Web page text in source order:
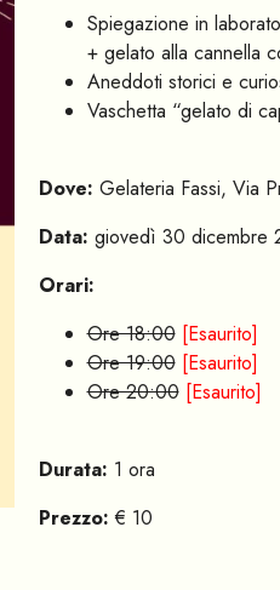
Spiegazione in
+ gelato alla cannella
Aneddoti storici e
Vaschetta “gelato di
Dove: Gelateria Fassi, Via
Data: giovedì 30 dicembre
Orari:
Ore 18:00 [Esaurito]
Ore 19:00 [Esaurito]
Ore 20:00 [Esaurito]
Durata: 1 ora
Prezzo:€ 10